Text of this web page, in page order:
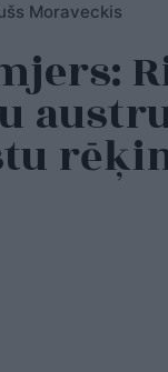
Moraveckis